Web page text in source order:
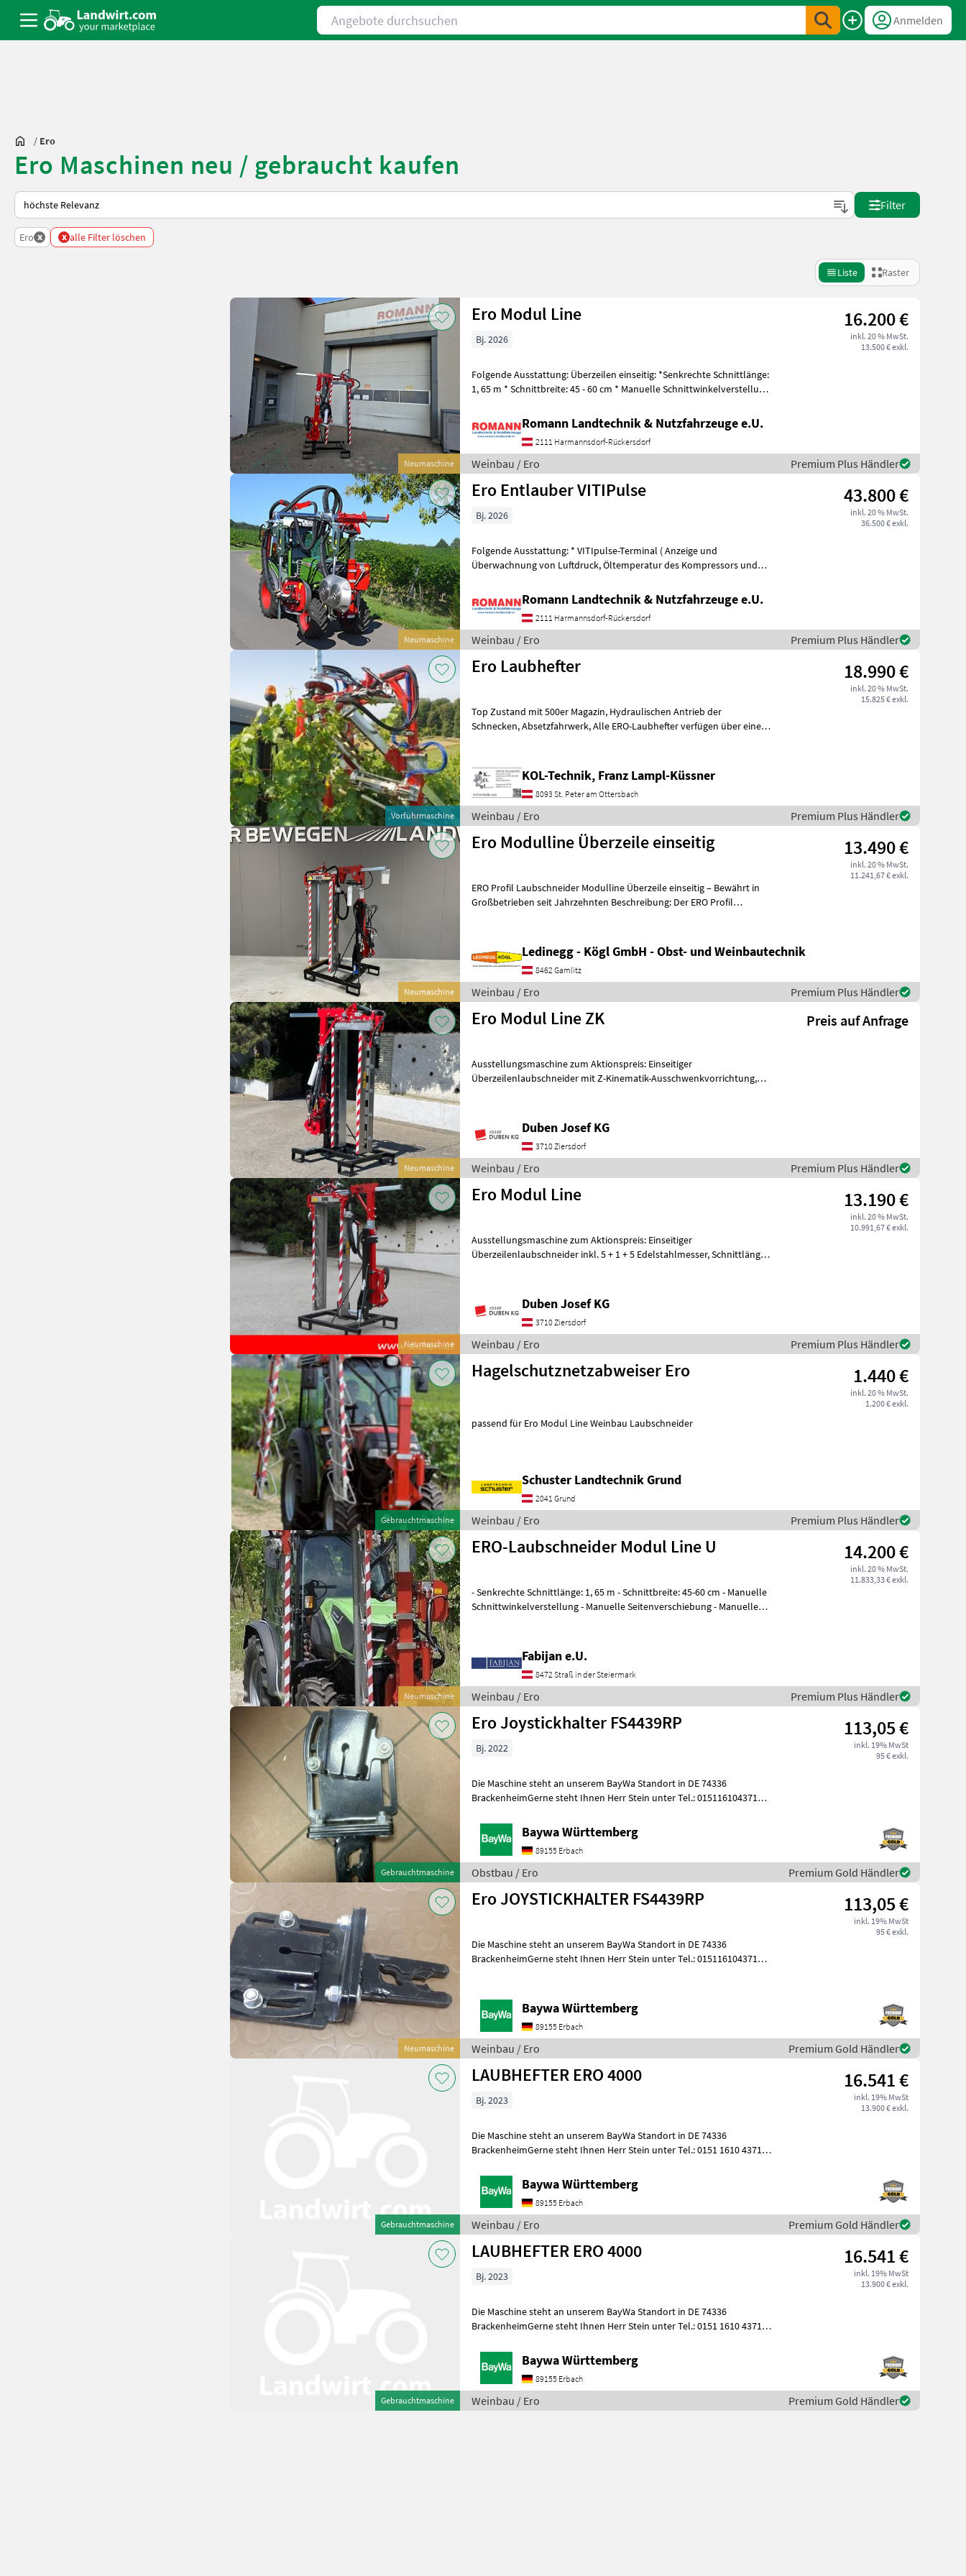
Angebote durchsuchen
Anmelden
/ Ero
Ero Maschinen neu / gebraucht kaufen
So wird auf Landwirt.com sortiert
Filter
Ero x x alle Filter löschen
Liste Raster
Neumaschine
Ero Modul Line 16.200 €
inkl. 20 % MwSt.
13.500 € exkl.
Bj. 2026
Folgende Ausstattung: Überzeilen einseitig: *Senkrechte Schnittlänge:
1, 65 m * Schnittbreite: 45 - 60 cm * Manuelle Schnittwinkelverstellung
Romann Landtechnik & Nutzfahrzeuge e.U.
2111 Harmannsdorf-Rückersdorf
Weinbau / Ero Premium Plus Händler
Neumaschine
Ero Entlauber VITIPulse 43.800 €
inkl. 20 % MwSt.
36.500 € exkl.
Bj. 2026
Folgende Ausstattung: * VITIpulse-Terminal ( Anzeige und
Überwachnung von Luftdruck, Öltemperatur des Kompressors und
Romann Landtechnik & Nutzfahrzeuge e.U.
2111 Harmannsdorf-Rückersdorf
Weinbau / Ero Premium Plus Händler
Vorführmaschine
Ero Laubhefter 18.990 €
inkl. 20 % MwSt.
15.825 € exkl.
Top Zustand mit 500er Magazin, Hydraulischen Antrieb der
Schnecken, Absetzfahrwerk, Alle ERO-Laubhefter verfügen über eine
KOL-Technik, Franz Lampl-Küssner
8093 St. Peter am Ottersbach
Weinbau / Ero Premium Plus Händler
Neumaschine
Ero Modulline Überzeile einseitig 13.490 €
inkl. 20 % MwSt.
11.241,67 € exkl.
ERO Profil Laubschneider Modulline Überzeile einseitig – Bewährt in
Großbetrieben seit Jahrzehnten Beschreibung: Der ERO Profil
Ledinegg - Kögl GmbH - Obst- und Weinbautechnik
8462 Gamlitz
Weinbau / Ero Premium Plus Händler
Neumaschine
Ero Modul Line ZK Preis auf Anfrage
Ausstellungsmaschine zum Aktionspreis: Einseitiger
Überzeilenlaubschneider mit Z-Kinematik-Ausschwenkvorrichtung,
Duben Josef KG
3710 Ziersdorf
Weinbau / Ero Premium Plus Händler
Neumaschine
Ero Modul Line 13.190 €
inkl. 20 % MwSt.
10.991,67 € exkl.
Ausstellungsmaschine zum Aktionspreis: Einseitiger
Überzeilenlaubschneider inkl. 5 + 1 + 5 Edelstahlmesser, Schnittlänge
Duben Josef KG
3710 Ziersdorf
Weinbau / Ero Premium Plus Händler
Gebrauchtmaschine
Hagelschutznetzabweiser Ero 1.440 €
inkl. 20 % MwSt.
1.200 € exkl.
passend für Ero Modul Line Weinbau Laubschneider
Schuster Landtechnik Grund
2041 Grund
Weinbau / Ero Premium Plus Händler
Neumaschine
ERO-Laubschneider Modul Line U 14.200 €
inkl. 20 % MwSt.
11.833,33 € exkl.
- Senkrechte Schnittlänge: 1, 65 m - Schnittbreite: 45-60 cm - Manuelle
Schnittwinkelverstellung - Manuelle Seitenverschiebung - Manuelle
Fabijan e.U.
8472 Straß in der Steiermark
Weinbau / Ero Premium Plus Händler
Gebrauchtmaschine
Ero Joystickhalter FS4439RP 113,05 €
inkl. 19% MwSt
95 € exkl.
Bj. 2022
Die Maschine steht an unserem BayWa Standort in DE 74336
BrackenheimGerne steht Ihnen Herr Stein unter Tel.: 015116104371
Baywa Württemberg
89155 Erbach
Obstbau / Ero Premium Gold Händler
Neumaschine
Ero JOYSTICKHALTER FS4439RP 113,05 €
inkl. 19% MwSt
95 € exkl.
Die Maschine steht an unserem BayWa Standort in DE 74336
BrackenheimGerne steht Ihnen Herr Stein unter Tel.: 015116104371
Baywa Württemberg
89155 Erbach
Weinbau / Ero Premium Gold Händler
Gebrauchtmaschine
LAUBHEFTER ERO 4000 16.541 €
inkl. 19% MwSt
13.900 € exkl.
Bj. 2023
Die Maschine steht an unserem BayWa Standort in DE 74336
BrackenheimGerne steht Ihnen Herr Stein unter Tel.: 0151 1610 4371
Baywa Württemberg
89155 Erbach
Weinbau / Ero Premium Gold Händler
Gebrauchtmaschine
LAUBHEFTER ERO 4000 16.541 €
inkl. 19% MwSt
13.900 € exkl.
Bj. 2023
Die Maschine steht an unserem BayWa Standort in DE 74336
BrackenheimGerne steht Ihnen Herr Stein unter Tel.: 0151 1610 4371
Baywa Württemberg
89155 Erbach
Weinbau / Ero Premium Gold Händler